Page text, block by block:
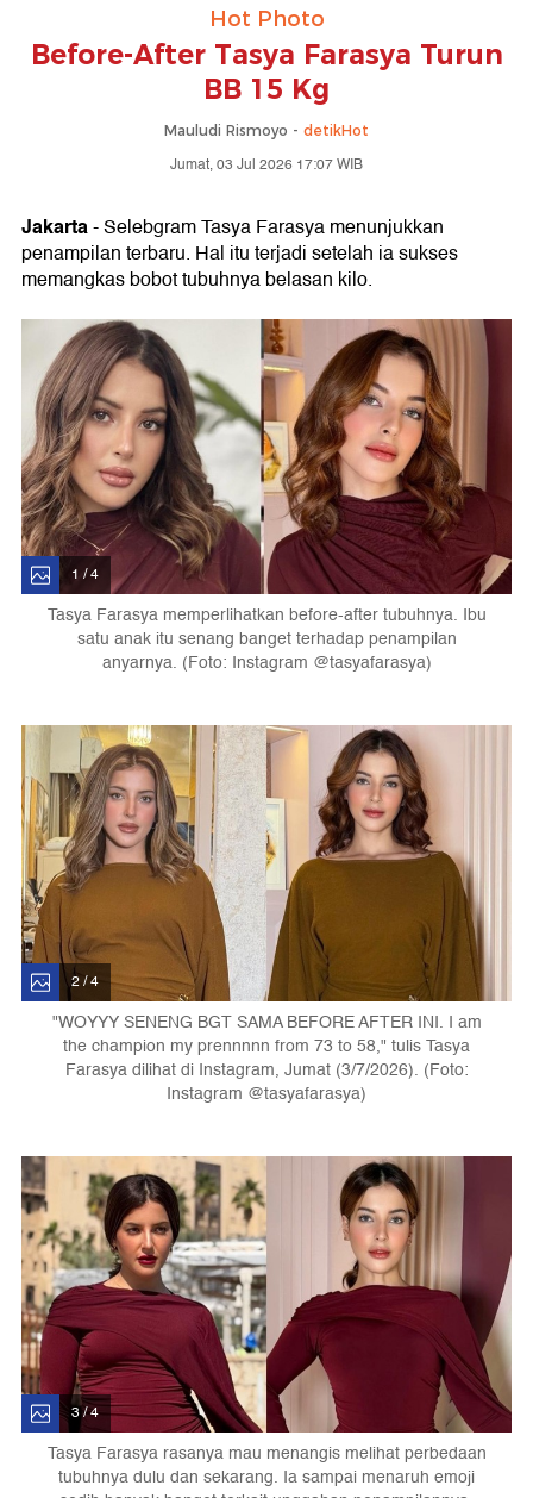
Hot Photo
Before-After Tasya Farasya Turun
BB 15 Kg
Mauludi Rismoyo - detikHot
Jumat, 03 Jul 2026 17:07 WIB
Jakarta- Selebgram Tasya Farasya menunjukkan
penampilan terbaru. Hal itu terjadi setelah ia sukses
memangkas bobot tubuhnya belasan kilo.
1 / 4
Tasya Farasya memperlihatkan before-after tubuhnya. Ibu
satu anak itu senang banget terhadap penampilan
anyarnya. (Foto: Instagram @tasyafarasya)
2 / 4
"WOYYY SENENG BGT SAMA BEFORE AFTER INI. I am
the champion my prennnnn from 73 to 58," tulis Tasya
Farasya dilihat di Instagram, Jumat (3/7/2026). (Foto:
Instagram @tasyafarasya)
3 / 4
Tasya Farasya rasanya mau menangis melihat perbedaan
tubuhnya dulu dan sekarang. Ia sampai menaruh emoji